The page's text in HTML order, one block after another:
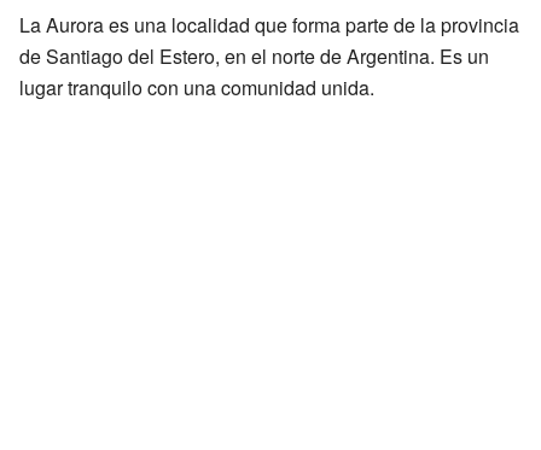
La Aurora es una localidad que forma parte de la provincia
de Santiago del Estero, en el norte de Argentina. Es un
lugar tranquilo con una comunidad unida.